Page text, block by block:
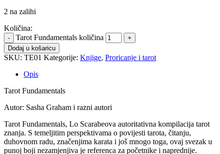
2 na zalihi
Količina:
Tarot Fundamentals količina
Dodaj u košaricu
SKU: TE01 Kategorije: Knjige, Proricanje i tarot
Opis
Tarot Fundamentals
Autor: Sasha Graham i razni autori
Tarot Fundamentals, Lo Scarabeova autoritativna kompilacija tarot
znanja. S temeljitim perspektivama o povijesti tarota, čitanju,
duhovnom radu, značenjima karata i još mnogo toga, ovaj svezak u
punoj boji nezamjenjiva je referenca za početnike i naprednije.